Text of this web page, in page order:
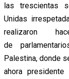
las trescientas
Unidas
realizaron
de
Palestina, donde
ahora